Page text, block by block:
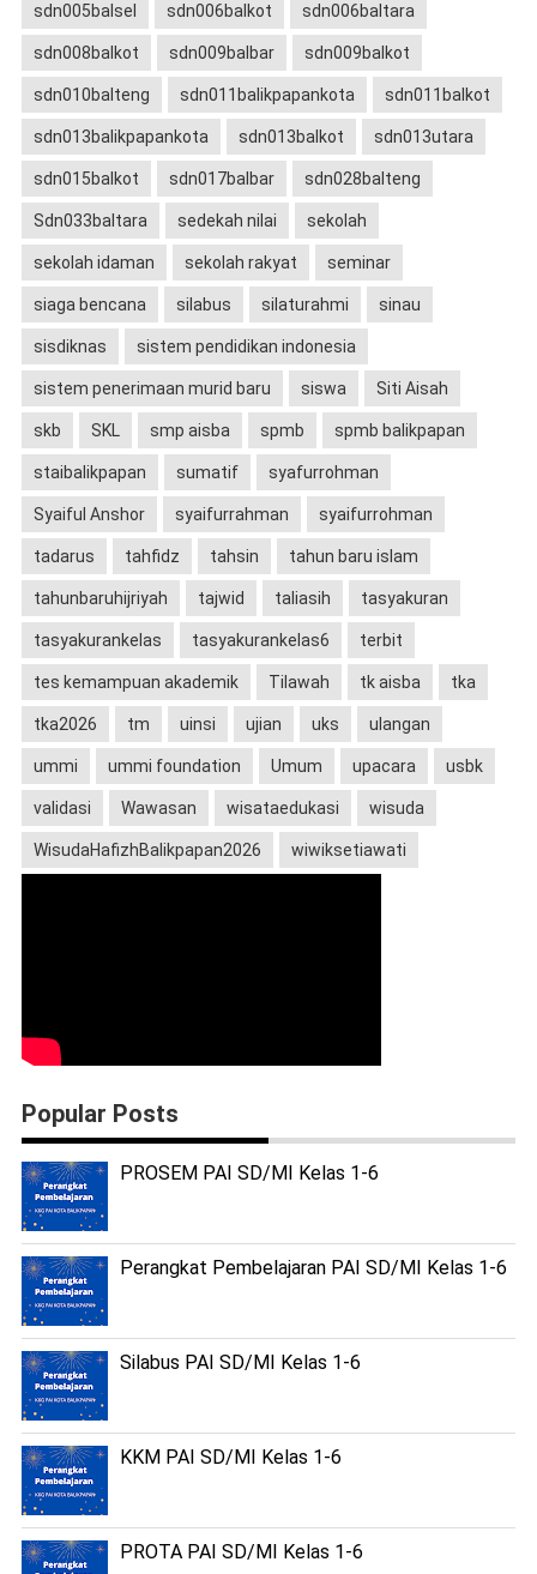
sdn005balsel sdn006balkot sdn006baltara
sdn008balkot sdn009balbar sdn009balkot
sdn010balteng sdn011balikpapankota sdn011balkot
sdn013balikpapankota sdn013balkot sdn013utara
sdn015balkot sdn017balbar sdn028balteng
Sdn033baltara sedekah nilai sekolah
sekolah idaman sekolah rakyat seminar
siaga bencana silabus silaturahmi sinau
sisdiknas sistem pendidikan indonesia
sistem penerimaan murid baru siswa Siti Aisah
skb SKL smp aisba spmb spmb balikpapan
staibalikpapan sumatif syafurrohman
Syaiful Anshor syaifurrahman syaifurrohman
tadarus tahfidz tahsin tahun baru islam
tahunbaruhijriyah tajwid taliasih tasyakuran
tasyakurankelas tasyakurankelas6 terbit
tes kemampuan akademik Tilawah tk aisba tka
tka2026 tm uinsi ujian uks ulangan
ummi ummi foundation Umum upacara usbk
validasi Wawasan wisataedukasi wisuda
WisudaHafizhBalikpapan2026 wiwiksetiawati
Popular Posts
PROSEM PAI SD/MI Kelas 1-6
Perangkat Pembelajaran PAI SD/MI Kelas 1-6
Silabus PAI SD/MI Kelas 1-6
KKM PAI SD/MI Kelas 1-6
PROTA PAI SD/MI Kelas 1-6